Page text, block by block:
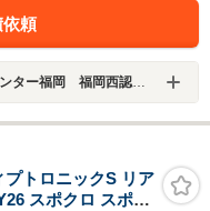
頼
福岡西認定中古車センター
トロニックS リア
スポクロ スポエ